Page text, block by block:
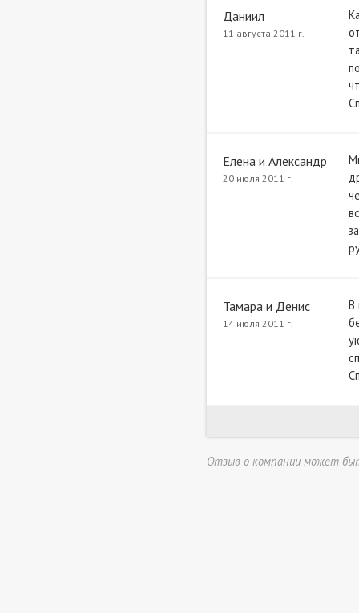
Даниил
11 августа 2011 г.
Елена и Александр
20 июля 2011 г.
Тамара и Денис
14 июля 2011 г.
В
Отзыв о компании может